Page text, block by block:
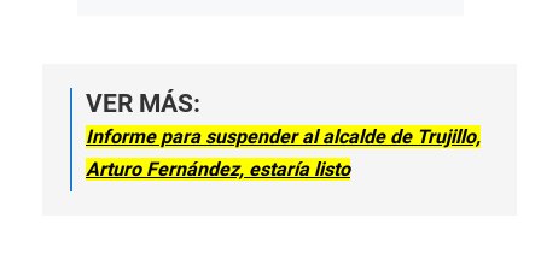
VER MÁS:
Informe para suspender al alcalde de Trujillo,
Arturo Fernández, estaría listo